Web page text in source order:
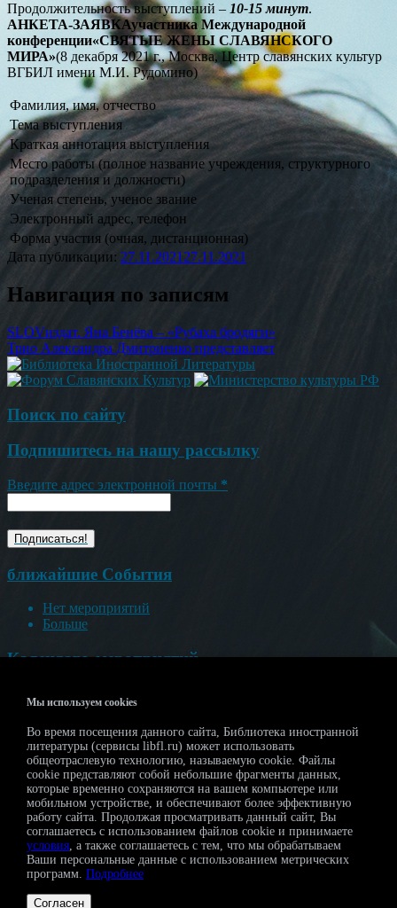
Продолжительность выступлений – 10-15 минут.
АНКЕТА-ЗАЯВКАучастника Международной
конференции«СВЯТЫЕ ЖЕНЫ СЛАВЯНСКОГО
МИРА»(8 декабря 2021 г., Москва, Центр славянских культур
ВГБИЛ имени М.И. Рудомино)
Фамилия, имя, отчество
Тема выступления
Краткая аннотация выступления
Место работы (полное название учреждения, структурного
подразделения и должности)
Ученая степень, ученое звание
Электронный адрес, телефон
Форма участия (очная, дистанционная)
Дата публикации: 27.11.2021 27.11.2021
Навигация по записям
SLOVиздат. Яна Бенёва – «Рубаха бродяги»
Трио Александра Дмитриенко представляет
Поиск по сайту
Подпишитесь на нашу рассылку
Введите адрес электронной почты *
ближайшие События
Нет мероприятий
Больше
Календарь мероприятий
Август 2026
>>
28 29 30 31 1
2
4 5 6 7 8
9
11 12 13 14 15 16
18 19 20 21 22 23
25 26 27 28 29 30
1 2 3 4 5 6
Регистрация на мероприятия
Proudly powered by WordPress
Мы используем cookies
Во время посещения данного сайта, Библиотека иностранной
литературы (сервисы libfl.ru) может использовать
общеотраслевую технологию, называемую cookie. Файлы
cookie представляют собой небольшие фрагменты данных,
которые временно сохраняются на вашем компьютере или
мобильном устройстве, и обеспечивают более эффективную
работу сайта. Продолжая просматривать данный сайт, Вы
соглашаетесь с использованием файлов cookie и принимаете
условия, а также соглашаетесь с тем, что мы обрабатываем
Ваши персональные данные с использованием метрических
программ. Подробнее
Согласен